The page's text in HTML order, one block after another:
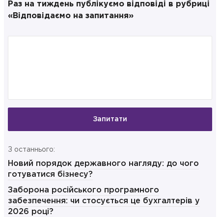
Раз на тиждень публікуємо відповіді в рубриці
«Відповідаємо на запитання»
Запитати
З останнього:
Новий порядок державного нагляду: до чого
готуватися бізнесу?
Заборона російського програмного
забезпечення: чи стосується це бухгалтерів у
2026 році?